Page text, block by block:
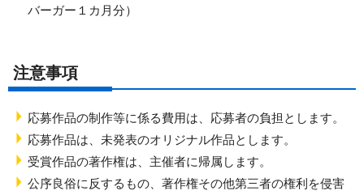
バーガー１カ月分）
注意事項
応募作品の制作等に係る費用は、応募者の負担とします。
応募作品は、未発表のオリジナル作品とします。
受賞作品の著作権は、主催者に帰属します。
公序良俗に反するもの、著作権その他第三者の権利を侵害